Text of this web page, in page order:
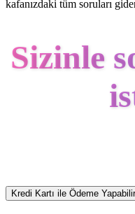
kafanızdaki tüm soruları
Sizinle
Kredi Kartı ile Ödeme